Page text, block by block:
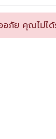
อภัย คุณไม่ได้